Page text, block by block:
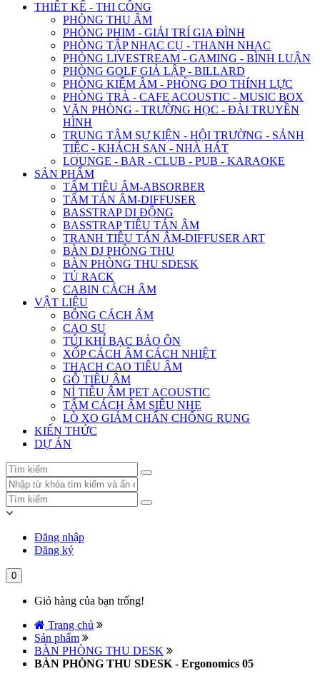
THIẾT KẾ - THI CÔNG
PHÒNG THU ÂM
PHÒNG PHIM - GIẢI TRÍ GIA ĐÌNH
PHÒNG TẬP NHẠC CỤ - THANH NHẠC
PHÒNG LIVESTREAM - GAMING - BÌNH LUẬN
PHÒNG GOLF GIẢ LẬP - BILLARD
PHÒNG KIỂM ÂM - PHÒNG ĐO THÍNH LỰC
PHÒNG TRÀ - CAFE ACOUSTIC - MUSIC BOX
VĂN PHÒNG - TRƯỜNG HỌC - ĐÀI TRUYỀN
HÌNH
TRUNG TÂM SỰ KIỆN - HỘI TRƯỜNG - SẢNH
TIỆC - KHÁCH SẠN - NHÀ HÁT
LOUNGE - BAR - CLUB - PUB - KARAOKE
SẢN PHẨM
TẤM TIÊU ÂM-ABSORBER
TẤM TÁN ÂM-DIFFUSER
BASSTRAP DI ĐỘNG
BASSTRAP TIÊU TÁN ÂM
TRANH TIÊU TÁN ÂM-DIFFUSER ART
BÀN DJ PHÒNG THU
BÀN PHÒNG THU SDESK
TỦ RACK
CABIN CÁCH ÂM
VẬT LIỆU
BÔNG CÁCH ÂM
CAO SU
TÚI KHÍ BẠC BẢO ÔN
XỐP CÁCH ÂM CÁCH NHIỆT
THẠCH CAO TIÊU ÂM
GỖ TIÊU ÂM
NỈ TIÊU ÂM PET ACOUSTIC
TẤM CÁCH ÂM SIÊU NHẸ
LÒ XO GIẢM CHẤN CHỐNG RUNG
KIẾN THỨC
DỰ ÁN
Đăng nhập
Đăng ký
0
Giỏ hàng của bạn trống!
Trang chủ
Sản phẩm
BÀN PHÒNG THU DESK
BÀN PHÒNG THU SDESK - Ergonomics 05